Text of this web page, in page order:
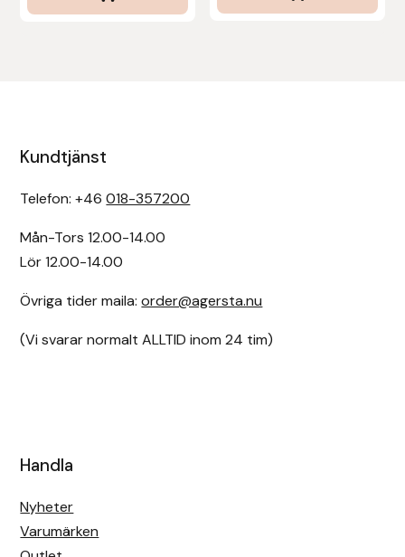
Kundtjänst
Telefon: +46018-357200
Mån-Tors 12.00-14.00
Lör 12.00-14.00
Övriga tider maila:order@agersta.nu
(Vi svarar normalt ALLTID inom 24 tim)
Handla
Nyheter
Varumärken
Vals
Werkman Hoofcare
Willab
Wintec